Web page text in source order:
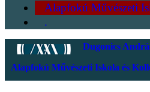
Alapfokú Művészeti
.
Dugonics
Alapfokú Művészeti Iskola és